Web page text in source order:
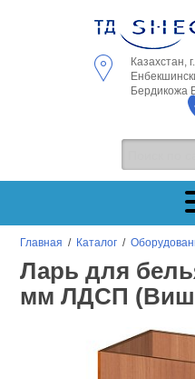
Казахстан,
Бердикожа
Главная / Каталог /
Ларь для
мм ЛДСП